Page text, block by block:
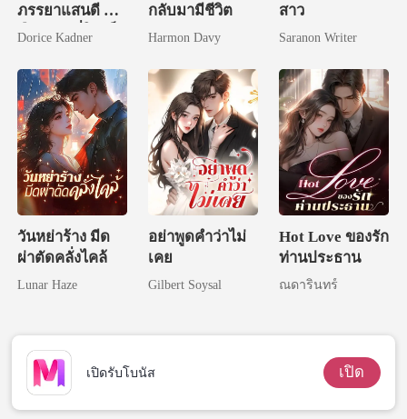
ภรรยาแสนดี ฉัน
คือราชินีที่ใครก็
Dorice Kadner
กลับมามีชีวิต
Harmon Davy
สาว
Saranon Writer
วันหย่าร้าง มีด
ผ่าตัดคลั่งไคล้
Lunar Haze
อย่าพูดคำว่าไม่
เคย
Gilbert Soysal
Hot Love ของรัก
ท่านประธาน
ณดารินทร์
เปิดรับโบนัส เปิด